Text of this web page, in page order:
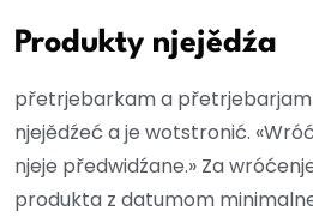
Produkty njejědźa
přetrjebarkam a
njejědźeć a je wotstronić.
njeje předwidźane.» Za
produkta z datumom